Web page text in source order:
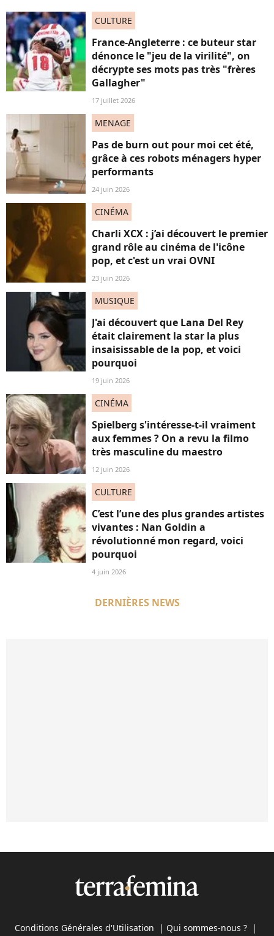
CULTURE
France-Angleterre : ce buteur star
dénonce le "jeu de la virilité", on
décrypte ses mots pas très "frères
Gallagher"
17 juillet 2026
MENAGE
Pas de burn out pour moi cet été,
grâce à ces robots ménagers hyper
performants
24 juin 2026
CINÉMA
Charli XCX : j’ai découvert le premier
grand rôle au cinéma de l'icône
pop, et c'est un vrai OVNI
23 juin 2026
MUSIQUE
J'ai découvert que Lana Del Rey
était clairement la star la plus
insaisissable de la pop, et voici
pourquoi
19 juin 2026
CINÉMA
Spielberg s'intéresse-t-il vraiment
aux femmes ? On a revu la filmo
très masculine du maestro
12 juin 2026
CULTURE
C’est l’une des plus grandes artistes
vivantes : Nan Goldin a
révolutionné mon regard, voici
pourquoi
4 juin 2026
DERNIÈRES NEWS
Conditions Générales d'Utilisation | Qui sommes-nous ? |